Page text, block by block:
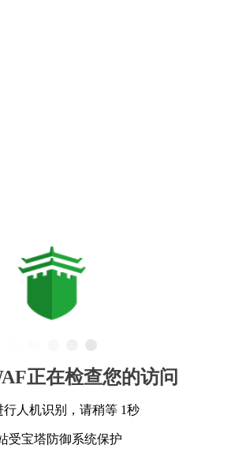
正在检查您的访问
行人机识别，请稍等 1秒
受宝塔防御系统保护